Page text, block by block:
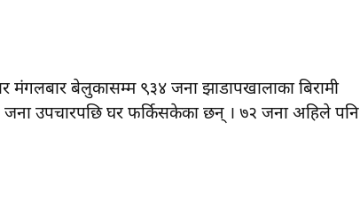
मंगलबार बेलुकासम्म ९३४ जना झाडापखालाका बिरामी
जना उपचारपछि घर फर्किसकेका छन् । ७२ जना अहिले पनि